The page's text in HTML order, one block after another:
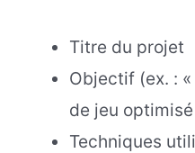
Titre du projet
Objectif (ex. :
de jeu
Techniques